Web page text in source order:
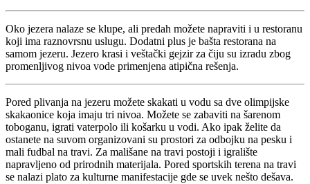
Oko jezera nalaze se klupe, ali predah možete napraviti i u restoranu
koji ima raznovrsnu uslugu. Dodatni plus je bašta restorana na
samom jezeru. Jezero krasi i veštački gejzir za čiju su izradu zbog
promenljivog nivoa vode primenjena atipična rešenja.
Pored plivanja na jezeru možete skakati u vodu sa dve olimpijske
skakaonice koja imaju tri nivoa. Možete se zabaviti na šarenom
toboganu, igrati vaterpolo ili košarku u vodi. Ako ipak želite da
ostanete na suvom organizovani su prostori za odbojku na pesku i
mali fudbal na travi. Za mališane na travi postoji i igralište
napravljeno od prirodnih materijala. Pored sportskih terena na travi
se nalazi plato za kulturne manifestacije gde se uvek nešto dešava.